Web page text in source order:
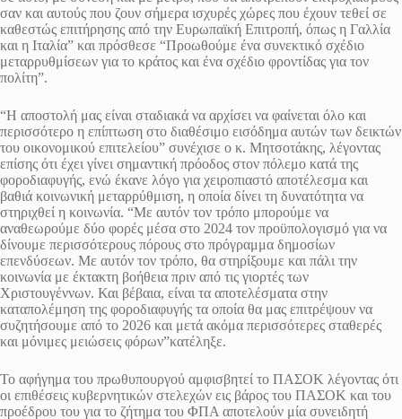
σαν και αυτούς που ζουν σήμερα ισχυρές χώρες που έχουν τεθεί σε
καθεστώς επιτήρησης από την Ευρωπαϊκή Επιτροπή, όπως η Γαλλία
και η Ιταλία” και πρόσθεσε “Προωθούμε ένα συνεκτικό σχέδιο
μεταρρυθμίσεων για το κράτος και ένα σχέδιο φροντίδας για τον
πολίτη”.
“Η αποστολή μας είναι σταδιακά να αρχίσει να φαίνεται όλο και
περισσότερο η επίπτωση στο διαθέσιμο εισόδημα αυτών των δεικτών
του οικονομικού επιτελείου” συνέχισε ο κ. Μητσοτάκης, λέγοντας
επίσης ότι έχει γίνει σημαντική πρόοδος στον πόλεμο κατά της
φοροδιαφυγής, ενώ έκανε λόγο για χειροπιαστό αποτέλεσμα και
βαθιά κοινωνική μεταρρύθμιση, η οποία δίνει τη δυνατότητα να
στηριχθεί η κοινωνία. “Με αυτόν τον τρόπο μπορούμε να
αναθεωρούμε δύο φορές μέσα στο 2024 τον προϋπολογισμό για να
δίνουμε περισσότερους πόρους στο πρόγραμμα δημοσίων
επενδύσεων. Με αυτόν τον τρόπο, θα στηρίξουμε και πάλι την
κοινωνία με έκτακτη βοήθεια πριν από τις γιορτές των
Χριστουγέννων. Και βέβαια, είναι τα αποτελέσματα στην
καταπολέμηση της φοροδιαφυγής τα οποία θα μας επιτρέψουν να
συζητήσουμε από το 2026 και μετά ακόμα περισσότερες σταθερές
και μόνιμες μειώσεις φόρων”κατέληξε.
Το αφήγημα του πρωθυπουργού αμφισβητεί το ΠΑΣΟΚ λέγοντας ότι
οι επιθέσεις κυβερνητικών στελεχών εις βάρος του ΠΑΣΟΚ και του
προέδρου του για το ζήτημα του ΦΠΑ αποτελούν μία συνειδητή